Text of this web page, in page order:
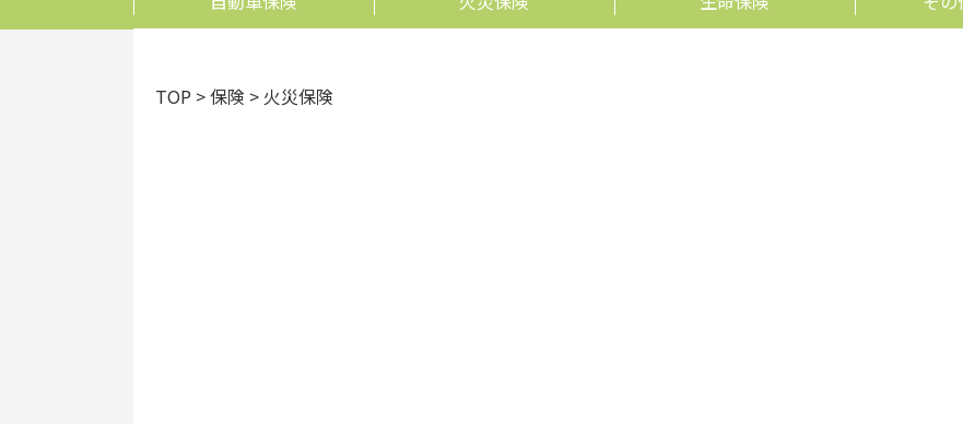
TOP >保険 > 火災保険